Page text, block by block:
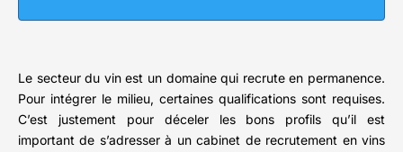
Le secteur du vin est un domaine qui recrute en permanence.
Pour intégrer le milieu, certaines qualifications sont requises.
C’est justement pour déceler les bons profils qu’il est
important de s’adresser à un cabinet de recrutement en vins